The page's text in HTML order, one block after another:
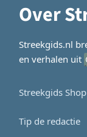
Over
Streekgids.nl
en verhalen uit
Streekgids Shop
Tip de redactie